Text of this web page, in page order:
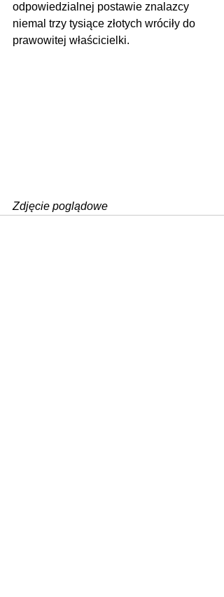
odpowiedzialnej postawie znalazcy
niemal trzy tysiące złotych wróciły do
prawowitej właścicielki.
Zdjęcie poglądowe